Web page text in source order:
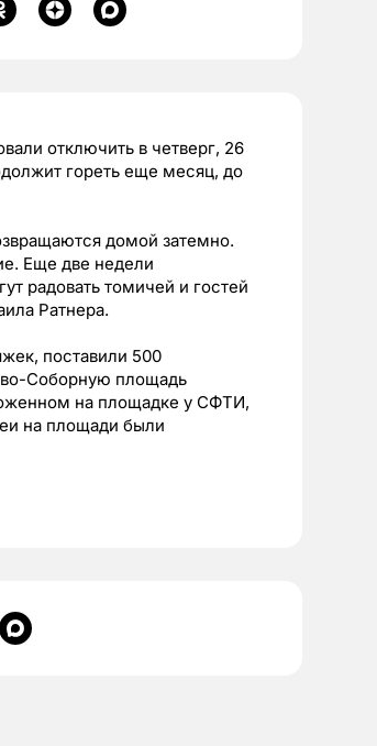
отключить в четверг, 26
гореть еще месяц, до
домой затемно.
Еще две недели
радовать томичей и гостей
Ратнера.
поставили 500
Соборную площадь
на площадке у СФТИ,
на площади были